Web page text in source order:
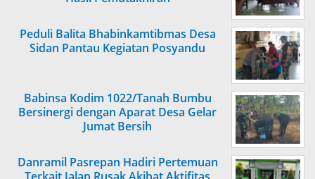
Peduli Balita Bhabinkamtibmas Desa
Sidan Pantau Kegiatan Posyandu
Babinsa Kodim 1022/Tanah Bumbu
Bersinergi dengan Aparat Desa Gelar
Jumat Bersih
Danramil Pasrepan Hadiri Pertemuan